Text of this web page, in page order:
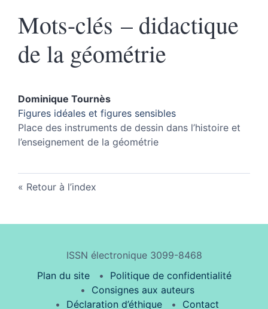
Mots-clés – didactique
de la géométrie
Dominique Tournès
Figures idéales et figures sensibles
Place des instruments de dessin dans l’histoire et
l’enseignement de la géométrie
Retour à l’index
ISSN électronique 3099-8468
Plan du site
Politique de confidentialité
Consignes aux auteurs
Déclaration d’éthique
Contact